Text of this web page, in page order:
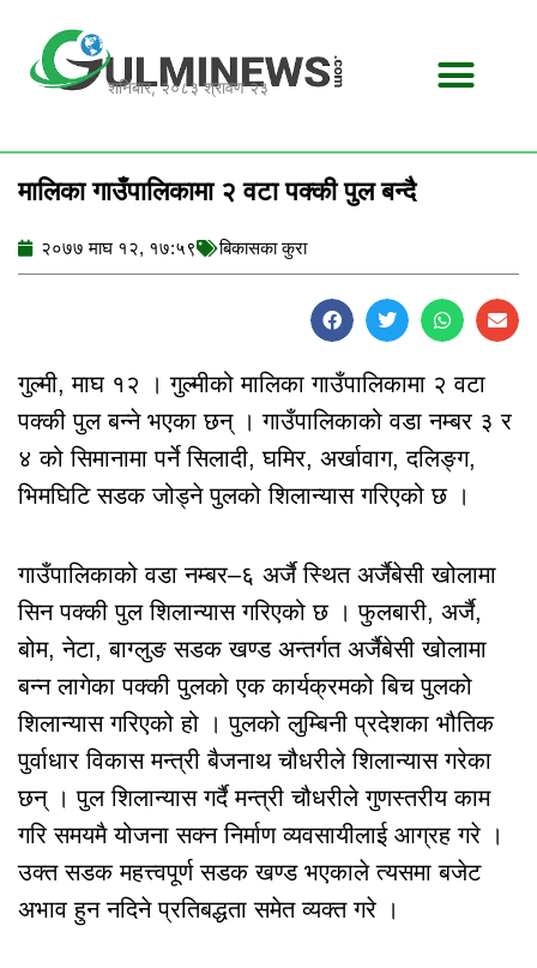
content
शनिबार, २०८३ श्रावण २३
मालिका गाउँपालिकामा २ वटा पक्की पुल बन्दै
२०७७ माघ १२, १७:५९ बिकासका कुरा
गुल्मी, माघ १२ । गुल्मीको मालिका गाउँपालिकामा २ वटा
पक्की पुल बन्ने भएका छन् । गाउँपालिकाको वडा नम्बर ३ र
४ को सिमानामा पर्ने सिलादी, घमिर, अर्खावाग, दलिङ्ग,
भिमघिटि सडक जोड्ने पुलको शिलान्यास गरिएको छ ।
गाउँपालिकाको वडा नम्बर–६ अर्जै स्थित अर्जैबेसी खोलामा
सिन पक्की पुल शिलान्यास गरिएको छ । फुलबारी, अर्जै,
बोम, नेटा, बाग्लुङ सडक खण्ड अन्तर्गत अर्जैबेसी खोलामा
बन्न लागेका पक्की पुलको एक कार्यक्रमको बिच पुलको
शिलान्यास गरिएको हो । पुलको लुम्बिनी प्रदेशका भौतिक
पुर्वाधार विकास मन्त्री बैजनाथ चौधरीले शिलान्यास गरेका
छन् । पुल शिलान्यास गर्दै मन्त्री चौधरीले गुणस्तरीय काम
गरि समयमै योजना सक्न निर्माण व्यवसायीलाई आग्रह गरे ।
उक्त सडक महत्त्वपूर्ण सडक खण्ड भएकाले त्यसमा बजेट
अभाव हुन नदिने प्रतिबद्धता समेत व्यक्त गरे ।